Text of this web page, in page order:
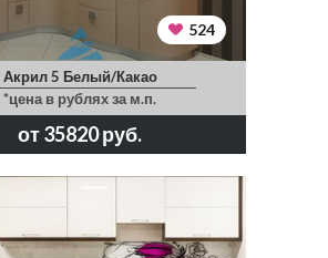
524
Акрил 5 Белый/Какао
*цена в рублях за м.п.
от 35820 руб.